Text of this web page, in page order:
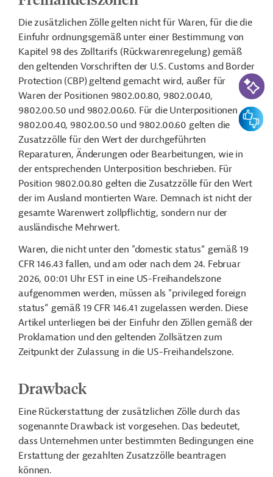
Die zusätzlichen Zölle gelten nicht für Waren, für die die
Einfuhr ordnungsgemäß unter einer Bestimmung von
Kapitel 98 des Zolltarifs (Rückwarenregelung) gemäß
den geltenden Vorschriften der U.S. Customs and Border
Protection (CBP) geltend gemacht wird, außer für
Waren der Positionen 9802.00.80, 9802.00.40,
9802.00.50 und 9802.00.60. Für die Unterpositionen
9802.00.40, 9802.00.50 und 9802.00.60 gelten die
Zusatzzölle für den Wert der durchgeführten
Reparaturen, Änderungen oder Bearbeitungen, wie in
der entsprechenden Unterposition beschrieben. Für
Position 9802.00.80 gelten die Zusatzzölle für den Wert
der im Ausland montierten Ware. Demnach ist nicht der
gesamte Warenwert zollpflichtig, sondern nur der
ausländische Mehrwert.
Waren, die nicht unter den "domestic status“ gemäß 19
CFR 146.43 fallen, und am oder nach dem 24. Februar
2026, 00:01 Uhr EST in eine US-Freihandelszone
aufgenommen werden, müssen als "privileged foreign
status“ gemäß 19 CFR 146.41 zugelassen werden. Diese
Artikel unterliegen bei der Einfuhr den Zöllen gemäß der
Proklamation und den geltenden Zollsätzen zum
Zeitpunkt der Zulassung in die US-Freihandelszone.
Drawback
Eine Rückerstattung der zusätzlichen Zölle durch das
sogenannte Drawback ist vorgesehen. Das bedeutet,
dass Unternehmen unter bestimmten Bedingungen eine
Erstattung der gezahlten Zusatzzölle beantragen
können.
KI-